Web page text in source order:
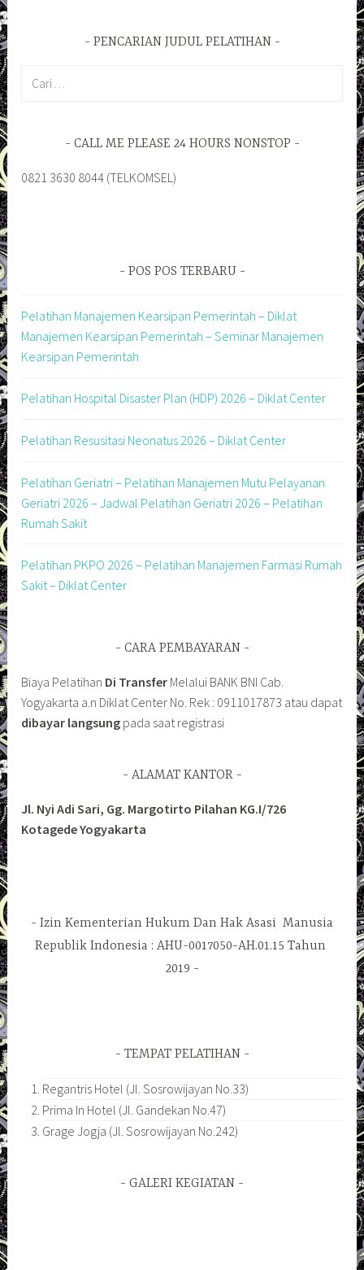
PENCARIAN JUDUL PELATIHAN
CALL ME PLEASE 24 HOURS NONSTOP
0821 3630 8044 (TELKOMSEL)
POS POS TERBARU
Pelatihan Manajemen Kearsipan Pemerintah – Diklat
Manajemen Kearsipan Pemerintah – Seminar Manajemen
Kearsipan Pemerintah
Pelatihan Hospital Disaster Plan (HDP) 2026 – Diklat Center
Pelatihan Resusitasi Neonatus 2026 – Diklat Center
Pelatihan Geriatri – Pelatihan Manajemen Mutu Pelayanan
Geriatri 2026 – Jadwal Pelatihan Geriatri 2026 – Pelatihan
Rumah Sakit
Pelatihan PKPO 2026 – Pelatihan Manajemen Farmasi Rumah
Sakit – Diklat Center
CARA PEMBAYARAN
Biaya Pelatihan Di Transfer Melalui BANK BNI Cab.
Yogyakarta a.n Diklat Center No. Rek : 0911017873 atau dapat
dibayar langsung pada saat registrasi
ALAMAT KANTOR
Jl. Nyi Adi Sari, Gg. Margotirto Pilahan KG.I/726
Kotagede Yogyakarta
Izin Kementerian Hukum Dan Hak Asasi Manusia
Republik Indonesia : AHU-0017050-AH.01.15 Tahun
2019
TEMPAT PELATIHAN
Regantris Hotel (Jl. Sosrowijayan No.33)
Prima In Hotel (Jl. Gandekan No.47)
Grage Jogja (Jl. Sosrowijayan No.242)
GALERI KEGIATAN